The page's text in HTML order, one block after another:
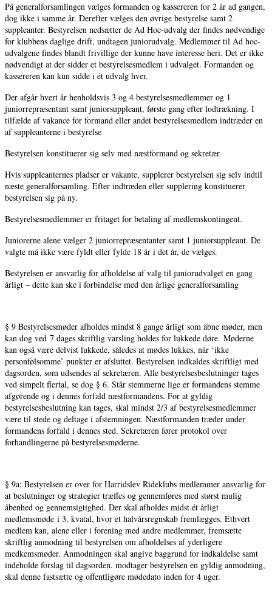
På generalforsamlingen vælges formanden og kassereren for 2 år ad gangen,
dog ikke i samme år. Derefter vælges den øvrige bestyrelse samt 2
suppleanter. Bestyrelsen nedsætter de Ad Hoc-udvalg der findes nødvendige
for klubbens daglige drift, undtagen juniorudvalg. Medlemmer til Ad hoc-
udvalgene findes blandt frivillige der kunne have interesse heri. Det er ikke
nødvendigt at der sidder et bestyrelsesmedlem i udvalget. Formanden og
kassereren kan kun sidde i ét udvalg hver.
Der afgår hvert år henholdsvis 3 og 4 bestyrelsesmedlemmer og 1
juniorrepræsentant samt juniorsuppleant, første gang efter lodtrækning. I
tilfælde af vakance for formand eller andet bestyrelsesmedlem indtræder en
af suppleanterne i bestyrelse
Bestyrelsen konstituerer sig selv med næstformand og sekretær.
Hvis suppleanternes pladser er vakante, supplerer bestyrelsen sig selv indtil
næste generalforsamling. Efter indtræden eller supplering konstituerer
bestyrelsen sig på ny.
Bestyrelsesmedlemmer er fritaget for betaling af medlemskontingent.
Juniorerne alene vælger 2 juniorrepræsentanter samt 1 juniorsuppleant. De
valgte må ikke være fyldt eller fylde 18 år i det år, de vælges.
Bestyrelsen er ansvarlig for afholdelse af valg til juniorudvalget en gang
årligt – dette kan ske i forbindelse med den årlige generalforsamling
§ 9 Bestyrelsesmøder afholdes mindst 8 gange årligt som åbne møder, men
kan dog ved 7 dages skriftlig varsling holdes for lukkede døre. Møderne
kan også være delvist lukkede, således at mødes lukkes, når ‘ikke
personfølsomme’ punkter er afsluttet. Bestyrelsen indkaldes skriftligt med
dagsorden, som udsendes af sekretæren. Alle bestyrelsesbeslutninger tages
ved simpelt flertal, se dog § 6. Står stemmerne lige er formandens stemme
afgørende og i dennes forfald næstformandens. For at gyldig
bestyrelsesbeslutning kan tages, skal mindst 2/3 af bestyrelsesmedlemmer
være til stede og deltage i afstemningen. Næstformanden træder under
formandens forfald i dennes sted. Sekretæren fører protokol over
forhandlingerne på bestyrelsesmøderne.
§ 9a: Bestyrelsen er over for Harridslev Rideklubs medlemmer ansvarlig for
at beslutninger og strategier træffes og gennemføres med størst mulig
åbenhed og gennemsigtighed. Der skal afholdes midst ét årligt
medlemsmøde i 3. kvatal, hvor et halvårsregnskab fremlægges. Ethvert
medlem kan, alene eller i forening med andre medlemmer, fremsætte
skriftlig anmodning til bestyrelsen om afholdelses af yderligere
medkemsmøder. Anmodningen skal angive baggrund for indkaldelse samt
indeholde forslag til dagsorden. modtager bestyrelsen en gyldig anmodning,
skal denne fastsætte og offentligøre mødedato inden for 4 uger.